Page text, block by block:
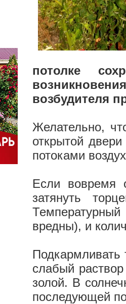
потолке
возбудителя
Желательно,
открытой
потоками
Если вовремя
затянуть
вредны), и
Подкармливать
слабый
золой. В
последующей